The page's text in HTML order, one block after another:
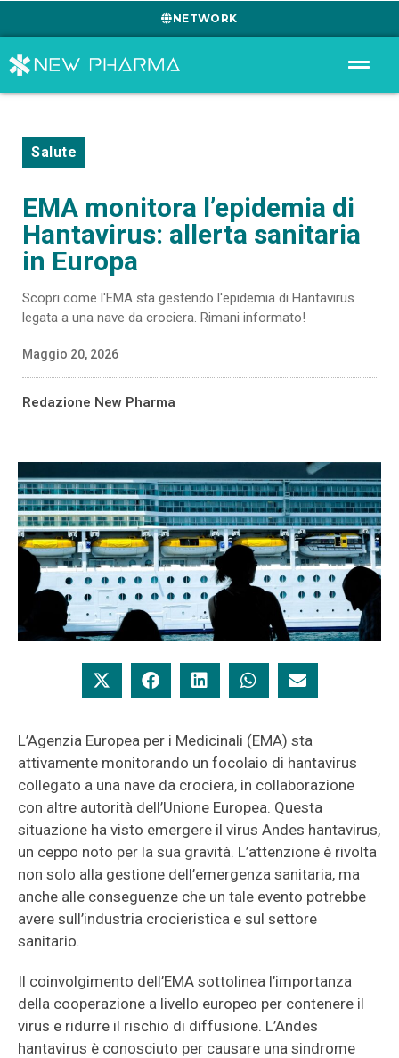
NETWORK
Salute
EMA monitora l’epidemia di
Hantavirus: allerta sanitaria
in Europa
Scopri come l'EMA sta gestendo l'epidemia di Hantavirus
legata a una nave da crociera. Rimani informato!
Maggio 20, 2026
Redazione New Pharma
L’Agenzia Europea per i Medicinali (EMA) sta
attivamente monitorando un focolaio di hantavirus
collegato a una nave da crociera, in collaborazione
con altre autorità dell’Unione Europea. Questa
situazione ha visto emergere il virus Andes hantavirus,
un ceppo noto per la sua gravità. L’attenzione è rivolta
non solo alla gestione dell’emergenza sanitaria, ma
anche alle conseguenze che un tale evento potrebbe
avere sull’industria crocieristica e sul settore
sanitario.
Il coinvolgimento dell’EMA sottolinea l’importanza
della cooperazione a livello europeo per contenere il
virus e ridurre il rischio di diffusione. L’Andes
hantavirus è conosciuto per causare una sindrome